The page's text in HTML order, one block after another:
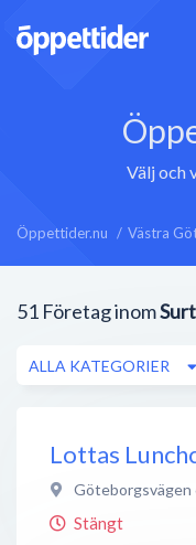
Välj och
Öppettider.nu Västra
51 Företag inom
ALLA KATEGORIER
Lottas
Göteborgsvägen
Stängt